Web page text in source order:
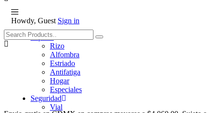
Howdy, Guest Sign in
Tapetes
Rizo
Alfombra
Estriado
Antifatiga
Hogar
Especiales
Seguridad
Vial